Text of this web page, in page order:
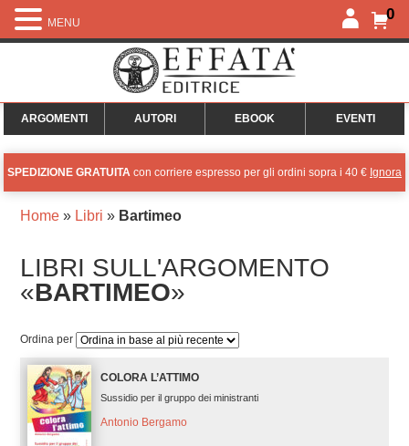
0
ARGOMENTI AUTORI EBOOK EVENTI
SPEDIZIONE GRATUITA con corriere espresso per gli ordini sopra i 40 € Ignora
Home» Libri » Bartimeo
LIBRI SULL'ARGOMENTO
«BARTIMEO»
Ordina per
COLORA L’ATTIMO
Sussidio per il gruppo dei ministranti
Antonio Bergamo
MENU